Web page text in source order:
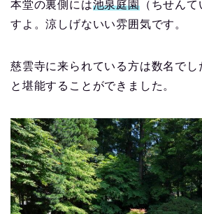
本堂の裏側には池泉庭園（ちせんて
すよ。涼しげないい雰囲気です。
慈雲寺に来られている方は数名でし
と堪能することができました。